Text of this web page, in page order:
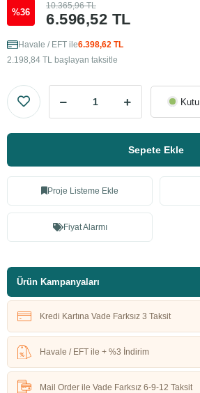
%36 6.596,52 TL
10.365,96 TL
Havale / EFT ile6.398,62 TL
2.198,84 TL başlayan taksitle
Kutu
Sepete Ekle
Proje Listeme Ekle
Fiyat Alarmı
Ürün Kampanyaları
Kredi Kartına Vade Farksız 3 Taksit
Havale / EFT ile + %3 İndirim
Mail Order ile Vade Farksız 6-9-12 Taksit